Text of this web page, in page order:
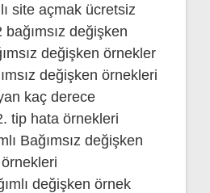
site açmak ücretsiz
bağımsız değişken
değişken örnekler
değişken örnekleri
kaç derece
tip hata örnekleri
Bağımsız değişken
örnekleri
değişken örnek